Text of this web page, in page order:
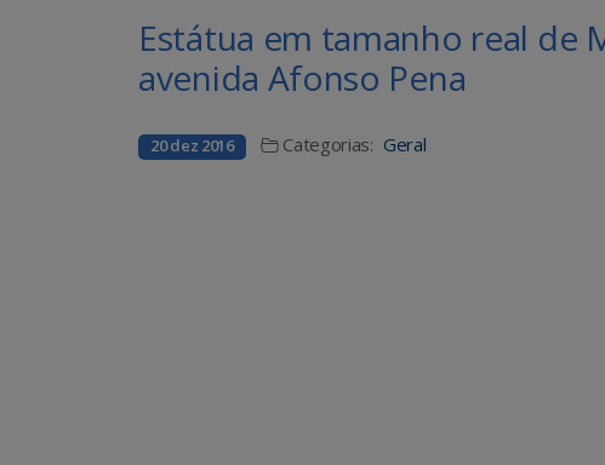
Estátua em tamanho real de
avenida Afonso Pena
20 dez 2016 Categorias: Geral